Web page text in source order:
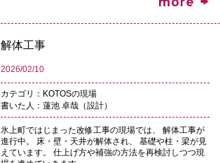
解体工事
2026/02/10
カテゴリ：KOTOSの現場
書いた人：蓮池 卓哉（設計）
氷上町ではじまった改修工事の現場では、 解体工事が
進行中。 床・壁・天井が解体され、 基礎や柱・梁が見
えています。 仕上げ方や補強の方法を再検討しつつ現